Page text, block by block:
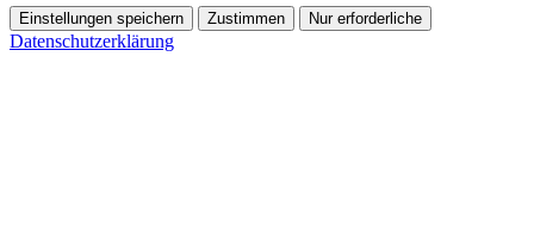
Einstellungen speichern Zustimmen Nur erforderliche
Datenschutzerklärung